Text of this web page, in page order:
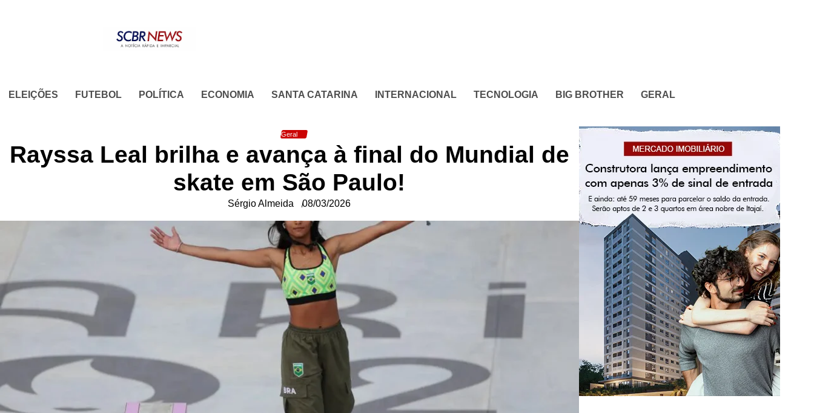
ELEIÇÕES FUTEBOL POLÍTICA ECONOMIA SANTA CATARINA INTERNACIONAL TECNOLOGIA BIG BROTHER GERAL
Geral
Rayssa Leal brilha e avança à final do Mundial de
skate em São Paulo!
Sérgio Almeida 08/03/2026